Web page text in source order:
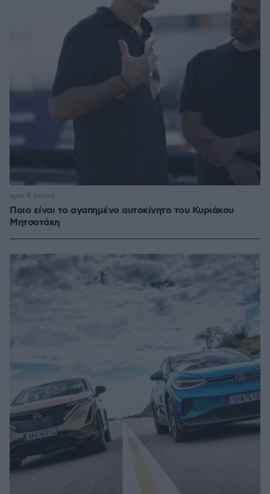
Ποιο είναι το αγαπημένο αυτοκίνητο του Κυριάκου
Μητσοτάκη
πριν 8 λεπτά